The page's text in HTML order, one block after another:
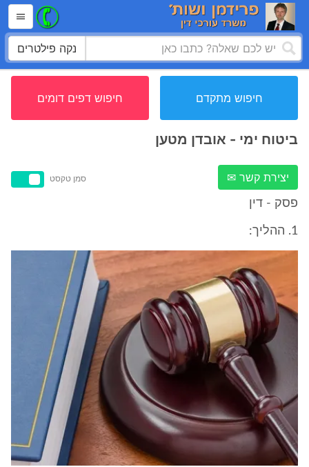
נקה פילטרים
חיפוש מתקדם חיפוש דפים דומים
ביטוח ימי - אובדן מטען
יצירת קשר ✉ סמן טקסט
פסק - דין
1. ההליך: